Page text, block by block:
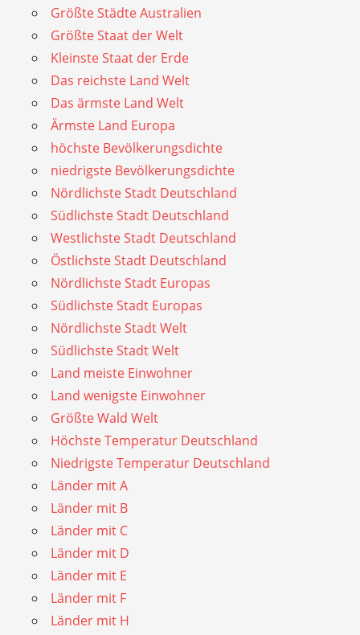
Größte Städte Australien
Größte Staat der Welt
Kleinste Staat der Erde
Das reichste Land Welt
Das ärmste Land Welt
Ärmste Land Europa
höchste Bevölkerungsdichte
niedrigste Bevölkerungsdichte
Nördlichste Stadt Deutschland
Südlichste Stadt Deutschland
Westlichste Stadt Deutschland
Östlichste Stadt Deutschland
Nördlichste Stadt Europas
Südlichste Stadt Europas
Nördlichste Stadt Welt
Südlichste Stadt Welt
Land meiste Einwohner
Land wenigste Einwohner
Größte Wald Welt
Höchste Temperatur Deutschland
Niedrigste Temperatur Deutschland
Länder mit A
Länder mit B
Länder mit C
Länder mit D
Länder mit E
Länder mit F
Länder mit H